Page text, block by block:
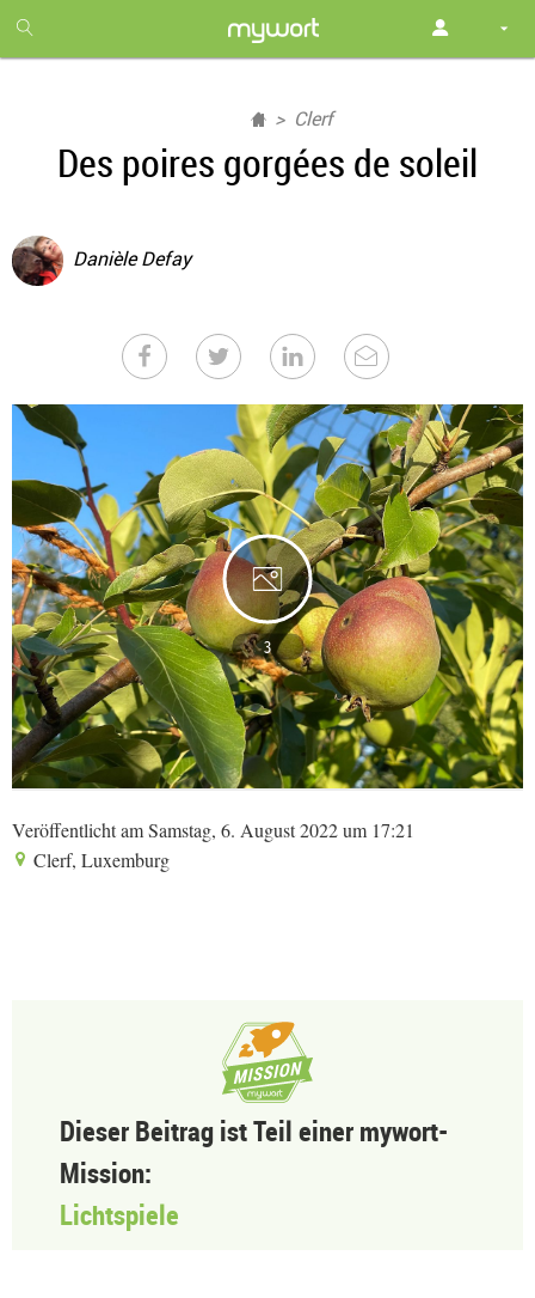
month
free
Clerf
Des poires gorgées de soleil
Danièle Defay
3
Veröffentlicht am Samstag, 6. August 2022 um 17:21
Clerf, Luxemburg
Dieser Beitrag ist Teil einer mywort-
Mission:
Lichtspiele